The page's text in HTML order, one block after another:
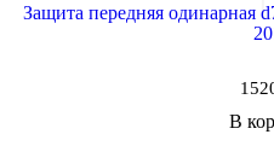
Защита передняя одинарная
В